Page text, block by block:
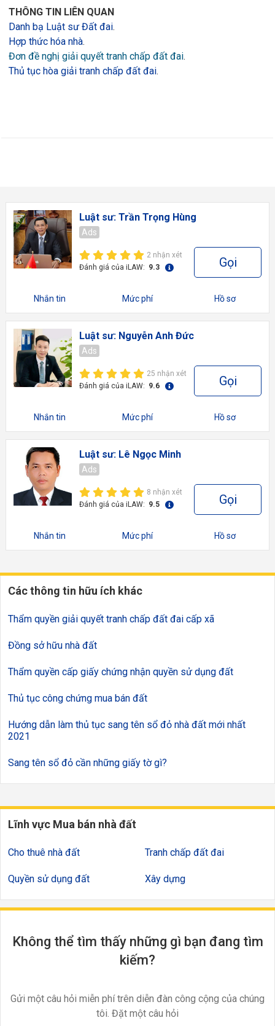
THÔNG TIN LIÊN QUAN
Danh bạ Luật sư Đất đai.
Hợp thức hóa nhà.
Đơn đề nghị giải quyết tranh chấp đất đai.
Thủ tục hòa giải tranh chấp đất đai.
Luật sư: Trần Trọng Hùng
Ads
2 nhận xét
Đánh giá của iLAW: 9.3 Gọi
Nhắn tin Mức phí Hồ sơ
Luật sư: Nguyễn Anh Đức
Ads
25 nhận xét
Đánh giá của iLAW: 9.6 Gọi
Nhắn tin Mức phí Hồ sơ
Luật sư: Lê Ngọc Minh
Ads
8 nhận xét
Đánh giá của iLAW: 9.5 Gọi
Nhắn tin Mức phí Hồ sơ
Các thông tin hữu ích khác
Thẩm quyền giải quyết tranh chấp đất đai cấp xã
Đồng sở hữu nhà đất
Thẩm quyền cấp giấy chứng nhận quyền sử dụng đất
Thủ tục công chứng mua bán đất
Hướng dẫn làm thủ tục sang tên sổ đỏ nhà đất mới nhất
2021
Sang tên sổ đỏ cần những giấy tờ gì?
Lĩnh vực Mua bán nhà đất
Cho thuê nhà đất
Quyền sử dụng đất
Tranh chấp đất đai
Xây dựng
Không thể tìm thấy những gì bạn đang tìm
kiếm?
Gửi một câu hỏi miễn phí trên diễn đàn công cộng của chúng
tôi. Đặt một câu hỏi